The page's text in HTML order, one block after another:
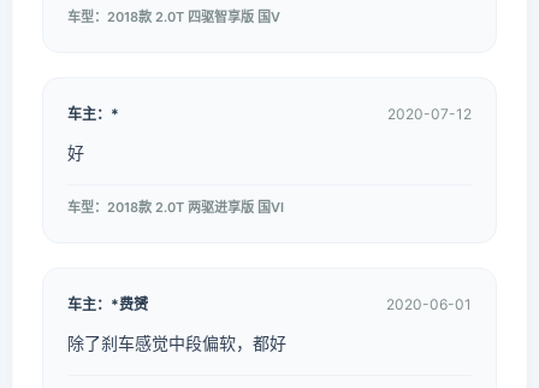
车型：2018款 2.0T 四驱智享版 国V
车主：* 2020-07-12
好
车型：2018款 2.0T 两驱进享版 国VI
车主：*费赟 2020-06-01
除了刹车感觉中段偏软，都好